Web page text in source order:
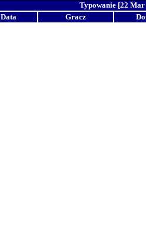
Typowanie [22 Mar
Data
Gracz